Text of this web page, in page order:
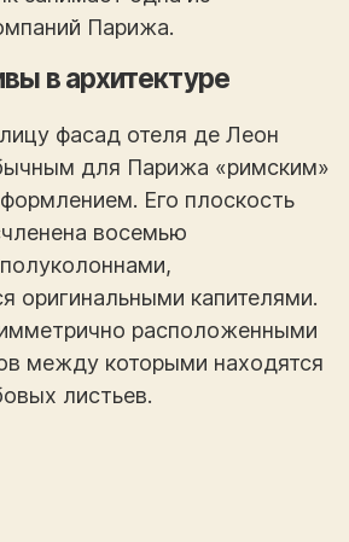
Парижа.
в архитектуре
фасад отеля де Леон
для Парижа «римским»
Его плоскость
восемью
оригинальными капителями.
расположенными
между которыми находятся
листьев.